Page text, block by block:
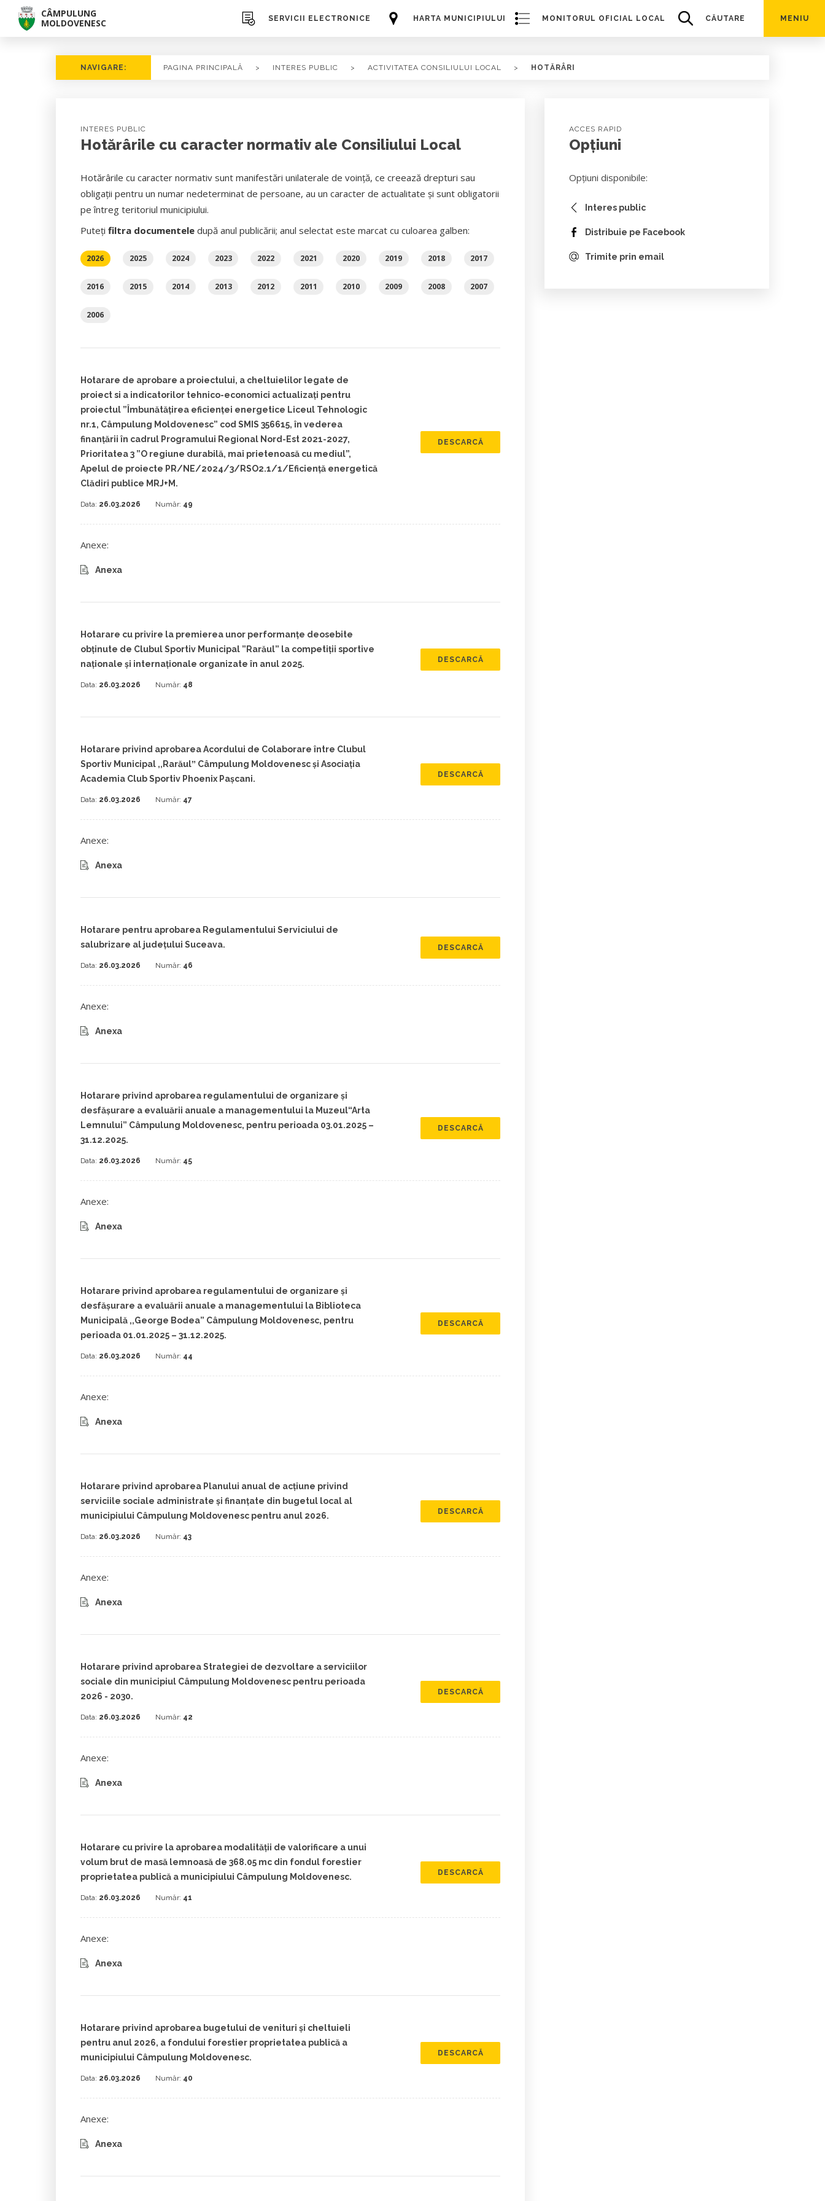
CÂMPULUNG
MOLDOVENESC
HARTA MUNICIPIULUI
SERVICII ELECTRONICE MONITORUL OFICIAL LOCAL CĂUTARE MENIU
NAVIGARE: PAGINA PRINCIPALĂ > INTERES PUBLIC > ACTIVITATEA CONSILIULUI LOCAL > HOTĂRÂRI
INTERES PUBLIC
Hotărârile cu caracter normativ ale Consiliului Local
Hotărârile cu caracter normativ sunt manifestări unilaterale de voință, ce creează drepturi sau
obligații pentru un numar nedeterminat de persoane, au un caracter de actualitate și sunt obligatorii
pe întreg teritoriul municipiului.
Puteți filtra documenteledupă anul publicării; anul selectat este marcat cu culoarea galben:
2026 2025 2024 2023 2022 2021 2020 2019 2018 2017
2016 2015 2014 2013 2012 2011 2010 2009 2008 2007
2006
Hotarare de aprobare a proiectului, a cheltuielilor legate de
proiect si a indicatorilor tehnico-economici actualizați pentru
proiectul ”Îmbunătățirea eficienței energetice Liceul Tehnologic
nr.1, Câmpulung Moldovenesc” cod SMIS 356615, în vederea
finanțării în cadrul Programului Regional Nord-Est 2021-2027,
Prioritatea 3 ”O regiune durabilă, mai prietenoasă cu mediul”,
Apelul de proiecte PR/NE/2024/3/RSO2.1/1/Eficiență energetică
Clădiri publice MRJ+M.
Data: 26.03.2026 Număr: 49
DESCARCĂ
Anexe:
Anexa
Hotarare cu privire la premierea unor performanțe deosebite
obținute de Clubul Sportiv Municipal ”Rarăul” la competiții sportive
naționale și internaționale organizate în anul 2025.
Data: 26.03.2026 Număr: 48
DESCARCĂ
Hotarare privind aprobarea Acordului de Colaborare între Clubul
Sportiv Municipal ,,Rarăulˮ Câmpulung Moldovenesc și Asociația
Academia Club Sportiv Phoenix Pașcani.
Data: 26.03.2026 Număr: 47
DESCARCĂ
Anexe:
Anexa
Hotarare pentru aprobarea Regulamentului Serviciului de
salubrizare al județului Suceava.
Data: 26.03.2026 Număr: 46
DESCARCĂ
Anexe:
Anexa
Hotarare privind aprobarea regulamentului de organizare și
desfășurare a evaluării anuale a managementului la Muzeul“Arta
Lemnului” Câmpulung Moldovenesc, pentru perioada 03.01.2025 –
31.12.2025.
Data: 26.03.2026 Număr: 45
DESCARCĂ
Anexe:
Anexa
Hotarare privind aprobarea regulamentului de organizare și
desfășurare a evaluării anuale a managementului la Biblioteca
Municipală ,,George Bodea” Câmpulung Moldovenesc, pentru
perioada 01.01.2025 – 31.12.2025.
Data: 26.03.2026 Număr: 44
DESCARCĂ
Anexe:
Anexa
Hotarare privind aprobarea Planului anual de acțiune privind
serviciile sociale administrate și finanțate din bugetul local al
municipiului Câmpulung Moldovenesc pentru anul 2026.
Data: 26.03.2026 Număr: 43
DESCARCĂ
Anexe:
Anexa
Hotarare privind aprobarea Strategiei de dezvoltare a serviciilor
sociale din municipiul Câmpulung Moldovenesc pentru perioada
2026 - 2030.
Data: 26.03.2026 Număr: 42
DESCARCĂ
Anexe:
Anexa
Hotarare cu privire la aprobarea modalității de valorificare a unui
volum brut de masă lemnoasă de 368.05 mc din fondul forestier
proprietatea publică a municipiului Câmpulung Moldovenesc.
Data: 26.03.2026 Număr: 41
DESCARCĂ
Anexe:
Anexa
Hotarare privind aprobarea bugetului de venituri și cheltuieli
pentru anul 2026, a fondului forestier proprietatea publică a
municipiului Câmpulung Moldovenesc.
Data: 26.03.2026 Număr: 40
DESCARCĂ
Anexe:
Anexa
ACCES RAPID
Opțiuni
Opțiuni disponibile:
Interes public
Distribuie pe Facebook
Trimite prin email